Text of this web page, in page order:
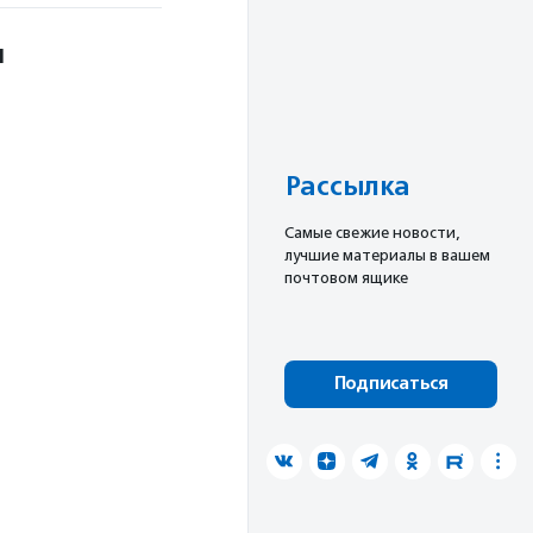
Рассылка
Cамые свежие новости,
лучшие материалы в вашем
почтовом ящике
Подписаться